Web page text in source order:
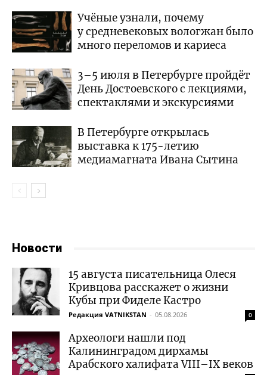
Учёные узнали, почему
у средневековых вологжан было
много переломов и кариеса
3–5 июля в Петербурге пройдёт
День Достоевского с лекциями,
спектаклями и экскурсиями
В Петербурге открылась
выставка к 175-летию
медиамагната Ивана Сытина
Новости
15 августа писательница Олеся
Кривцова расскажет о жизни
Кубы при Фиделе Кастро
Редакция VATNIKSTAN - 05.08.2026 0
Археологи нашли под
Калининградом дирхамы
Арабского халифата VIII–IX веков